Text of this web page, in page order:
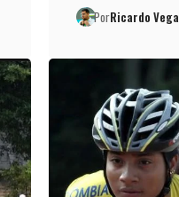
PorRicardo Vega